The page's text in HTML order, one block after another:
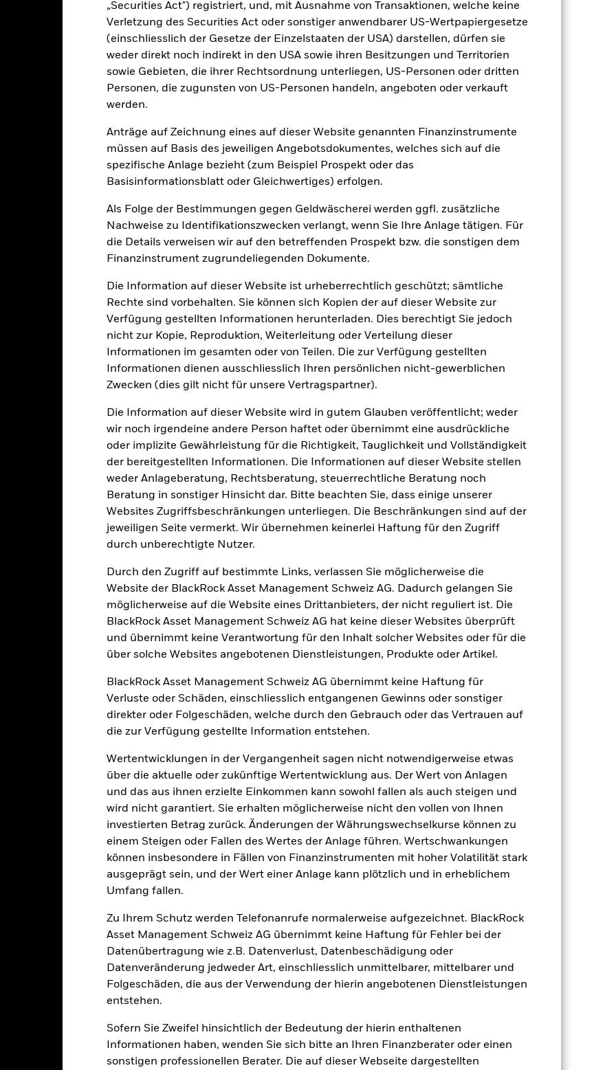
„Securities Act") registriert, und, mit Ausnahme von Transaktionen, welche keine
Verletzung des Securities Act oder sonstiger anwendbarer US-Wertpapiergesetze
(einschliesslich der Gesetze der Einzelstaaten der USA) darstellen, dürfen sie
weder direkt noch indirekt in den USA sowie ihren Besitzungen und Territorien
sowie Gebieten, die ihrer Rechtsordnung unterliegen, US-Personen oder dritten
Personen, die zugunsten von US-Personen handeln, angeboten oder verkauft
werden.
Anträge auf Zeichnung eines auf dieser Website genannten Finanzinstrumente
müssen auf Basis des jeweiligen Angebotsdokumentes, welches sich auf die
spezifische Anlage bezieht (zum Beispiel Prospekt oder das
Basisinformationsblatt oder Gleichwertiges) erfolgen.
Als Folge der Bestimmungen gegen Geldwäscherei werden ggfl. zusätzliche
Nachweise zu Identifikationszwecken verlangt, wenn Sie Ihre Anlage tätigen. Für
die Details verweisen wir auf den betreffenden Prospekt bzw. die sonstigen dem
Finanzinstrument zugrundeliegenden Dokumente.
Die Information auf dieser Website ist urheberrechtlich geschützt; sämtliche
Rechte sind vorbehalten. Sie können sich Kopien der auf dieser Website zur
Verfügung gestellten Informationen herunterladen. Dies berechtigt Sie jedoch
nicht zur Kopie, Reproduktion, Weiterleitung oder Verteilung dieser
Informationen im gesamten oder von Teilen. Die zur Verfügung gestellten
Informationen dienen ausschliesslich Ihren persönlichen nicht-gewerblichen
Zwecken (dies gilt nicht für unsere Vertragspartner).
Die Information auf dieser Website wird in gutem Glauben veröffentlicht; weder
wir noch irgendeine andere Person haftet oder übernimmt eine ausdrückliche
oder implizite Gewährleistung für die Richtigkeit, Tauglichkeit und Vollständigkeit
der bereitgestellten Informationen. Die Informationen auf dieser Website stellen
weder Anlageberatung, Rechtsberatung, steuerrechtliche Beratung noch
Beratung in sonstiger Hinsicht dar. Bitte beachten Sie, dass einige unserer
Websites Zugriffsbeschränkungen unterliegen. Die Beschränkungen sind auf der
jeweiligen Seite vermerkt. Wir übernehmen keinerlei Haftung für den Zugriff
durch unberechtigte Nutzer.
Durch den Zugriff auf bestimmte Links, verlassen Sie möglicherweise die
Website der BlackRock Asset Management Schweiz AG. Dadurch gelangen Sie
möglicherweise auf die Website eines Drittanbieters, der nicht reguliert ist. Die
BlackRock Asset Management Schweiz AG hat keine dieser Websites überprüft
und übernimmt keine Verantwortung für den Inhalt solcher Websites oder für die
über solche Websites angebotenen Dienstleistungen, Produkte oder Artikel.
BlackRock Asset Management Schweiz AG übernimmt keine Haftung für
Verluste oder Schäden, einschliesslich entgangenen Gewinns oder sonstiger
direkter oder Folgeschäden, welche durch den Gebrauch oder das Vertrauen auf
die zur Verfügung gestellte Information entstehen.
Wertentwicklungen in der Vergangenheit sagen nicht notwendigerweise etwas
über die aktuelle oder zukünftige Wertentwicklung aus. Der Wert von Anlagen
und das aus ihnen erzielte Einkommen kann sowohl fallen als auch steigen und
wird nicht garantiert. Sie erhalten möglicherweise nicht den vollen von Ihnen
investierten Betrag zurück. Änderungen der Währungswechselkurse können zu
einem Steigen oder Fallen des Wertes der Anlage führen. Wertschwankungen
können insbesondere in Fällen von Finanzinstrumenten mit hoher Volatilität stark
ausgeprägt sein, und der Wert einer Anlage kann plötzlich und in erheblichem
Umfang fallen.
Zu Ihrem Schutz werden Telefonanrufe normalerweise aufgezeichnet. BlackRock
Asset Management Schweiz AG übernimmt keine Haftung für Fehler bei der
Datenübertragung wie z.B. Datenverlust, Datenbeschädigung oder
Datenveränderung jedweder Art, einschliesslich unmittelbarer, mittelbarer und
Folgeschäden, die aus der Verwendung der hierin angebotenen Dienstleistungen
entstehen.
Sofern Sie Zweifel hinsichtlich der Bedeutung der hierin enthaltenen
Informationen haben, wenden Sie sich bitte an Ihren Finanzberater oder einen
sonstigen professionellen Berater. Die auf dieser Webseite dargestellten
aufgeführten Zahlen beziehen sich auf die Wertentwicklung in der Vergangenheit. Die Wertentwicklung in
Vergangenheit ist kein verlässlicher Indikator für die künftige Wertentwicklung. Die Märkte könnten sich in
Zukunft vollkommen anders entwickeln. Dies kann Ihnen helfen zu beurteilen, wie der Fonds in der
verwaltet wurde.
Wertentwicklung wird auf der Grundlage eines Nettoinventarwerts (NIW) mit reinvestiertem Bruttoertrag
sofern vorhanden. Aufgrund von Währungsschwankungen kann Ihre Rendite höher oder geringer
Wesentliche Risiken
der Ausfall eines Emittenten haben wesentliche Auswirkungen auf die Wertentwicklung von
oder effektive Herabstufungen der Kreditwürdigkeit können zu einem Risikoniveau führen.
gegenüber wirtschaftlichen oder politischen Störungen als Industrieländer. Weitere
Beschränkungen bei der Anlage in oder der Übertragung von Vermögenswerten, ausfallende
oder Unternehmen konzentriert. Folglich reagiert der Fonds anfälliger auf lokale wirtschaftliche,
oder aufsichtsrechtliche Ereignisse.Der Referenzindex schließt Unternehmen mit bestimmten
Geschäftstätigkeiten nur dann aus, wenn mit diesen Geschäftstätigkeiten die vom Indexanbieter
werden. Das ESG-Screening kann das potenzielle Anlageuniversum reduzieren. Dies kann, verglichen
negative Auswirkungen auf den Wert der Investitionen des Fonds haben.
von Instituten, die Dienstleistungen wie die Verwahrung von Vermögenswerten anbieten oder als
Geschäften mit anderen Instrumenten auftreten, kann zu Verlusten für den Fonds führen.Kreditrisiko:
Fonds gehaltenen Vermögensgegenstandes fällige Erträge nicht aus oder zahlt Kapital nicht zurück.
dass es nicht genügend Käufer oder Verkäufer gibt, um Anlagen leicht zu verkaufen oder zu kaufen.
Eckdaten
EUR 14’553’073
04.Mai2022
EUR
Obligationen
Artikel 9
0.18%
IE000RIFQ564
EUR 100’000.00
UCITS
Global Diversified Bond
Fondsvermögen
Per 06.Aug.2026
EUR 1’003’301’360.89
Auflegungsdatum des Fonds 16.März2017
Basiswährung
Vergleichsindex
BBG MSCI Global Green Bond
Ausgabeaufschlag 0.00%
Managementgebühr 0.13%
Benchmark-Erfolgsgebühr 0.00%
Domizil Irland
BlackRock Asset Management
Ireland Limited
Transaktionsabwicklung
SEDOL BJLV695
Portfoliomerkmale
1’590
1.00
6.23
6.27 Jahre
Standard Deviation (3y)
Per 31.Juli2026
4.43%
Rückzahlungsrendite 3.65%
Effektivverzinsung
Restlaufzeit 7.76 Jahre